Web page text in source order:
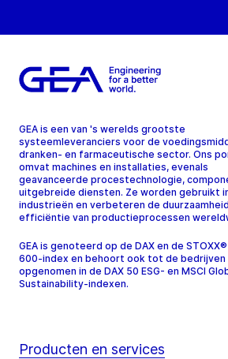
GEA is een van 's werelds grootste
systeemleveranciers voor de
dranken- en farmaceutische sector. Ons
omvat machines en installaties, evenals
geavanceerde procestechnologie,
uitgebreide diensten. Ze worden gebruikt
industrieën en verbeteren de
efficiëntie van productieprocessen
GEA is genoteerd op de DAX en de
600-index en behoort ook tot de bedrijven
opgenomen in de DAX 50 ESG- en MSCI
Sustainability-indexen.
Producten en services